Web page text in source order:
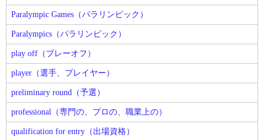
Paralympic Games（パラリンピック）
Paralympics（パラリンピック）
play off（プレーオフ）
player（選手、プレイヤー）
preliminary round（予選）
professional（専門の、プロの、職業上の）
qualification for entry（出場資格）